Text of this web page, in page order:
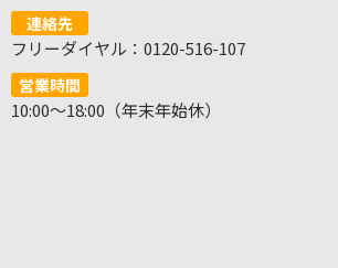
連絡先
フリーダイヤル：0120-516-107
営業時間
10:00～18:00（年末年始休）